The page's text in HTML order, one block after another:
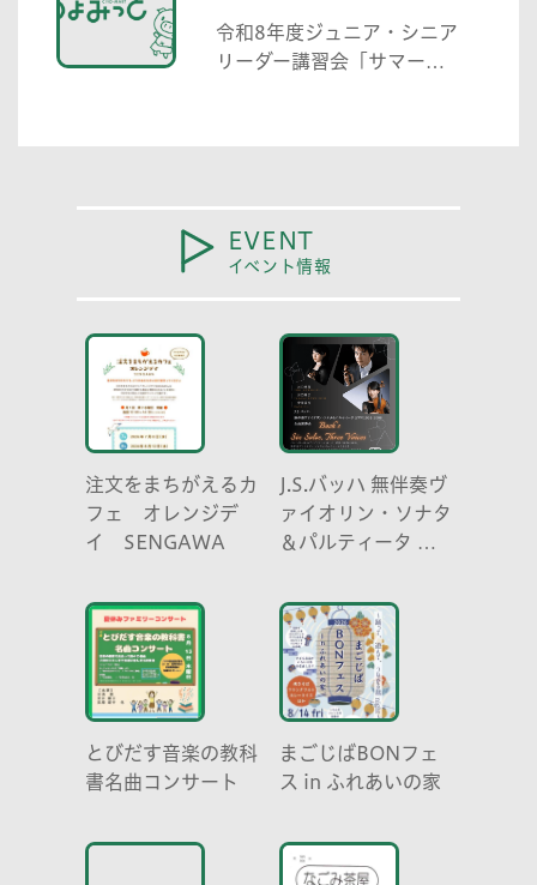
令和8年度ジュニア・シニア
リーダー講習会「サマーキ
EVENT
イベント情報
注文をまちがえるカ
フェ オレンジデ
イ SENGAWA
J.S.バッハ 無伴奏ヴ
ァイオリン・ソナタ
＆パルティータ 全
祐貴 川口尭史 伊東
真奈
とびだす音楽の教科
書名曲コンサート
まごじばBONフェ
ス in ふれあいの家